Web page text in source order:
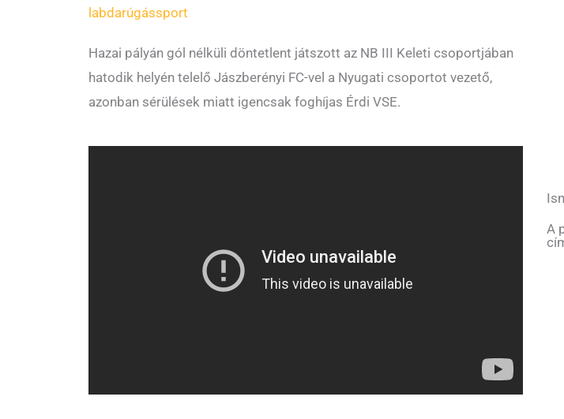
labdarúgássport
Hazai pályán gól nélküli döntetlent játszott az NB III Keleti csoportjában
hatodik helyén telelő Jászberényi FC-vel a Nyugati csoportot vezető,
azonban sérülések miatt igencsak foghíjas Érdi VSE.
A